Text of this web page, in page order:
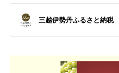
三越伊勢丹ふるさと納税